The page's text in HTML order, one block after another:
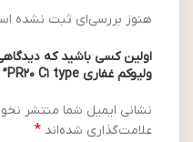
هنوز بررسی‌ای ثبت نشده
اولین کسی باشید که
ولیوکم غفاری PR20 C1 type”
نشانی ایمیل شما منتشر
علامت‌گذاری شده‌اند *